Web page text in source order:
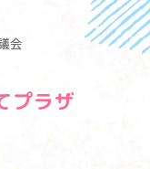
会
プラザ